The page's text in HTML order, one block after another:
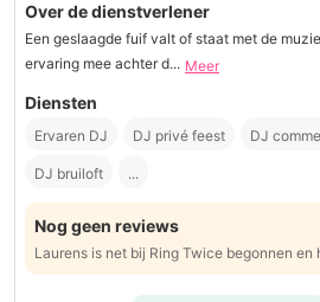
Over de dienstverlener
Een geslaagde fuif valt of staat met de
ervaring mee achter d... Meer
Diensten
Ervaren DJ DJ privé feest DJ
DJ bruiloft ...
Nog geen reviews
Laurens is net bij Ring Twice begonnen en